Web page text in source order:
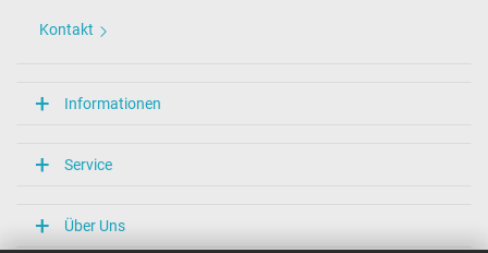
Kontakt
Informationen
Service
Über Uns